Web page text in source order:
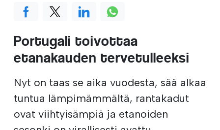
Portugali toivottaa
etanakauden tervetulleeksi
Nyt on taas se aika vuodesta, sää alkaa
tuntua lämpimämmältä, rantakadut
ovat viihtyisämpiä ja etanoiden